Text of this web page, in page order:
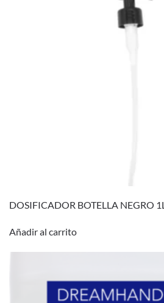
DOSIFICADOR BOTELLA NEGRO 1L
Añadir al carrito